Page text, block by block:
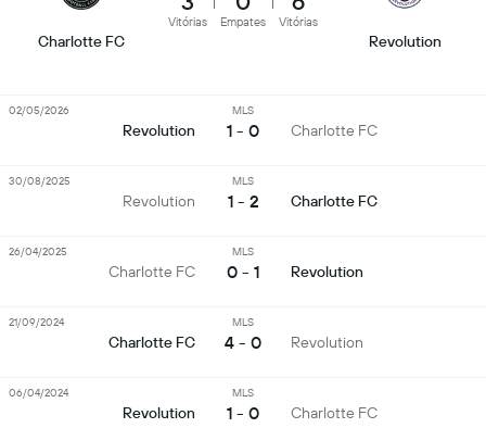
Charlotte FC
Vitórias Empates Vitórias
Revolution
Revolution
MLS
1 - 0 Charlotte FC
02/05/2026
Revolution
MLS
1 - 2 Charlotte FC
30/08/2025
Charlotte FC
MLS
0 - 1 Revolution
26/04/2025
Charlotte FC
MLS
4 - 0 Revolution
21/09/2024
Revolution
MLS
1 - 0 Charlotte FC
06/04/2024